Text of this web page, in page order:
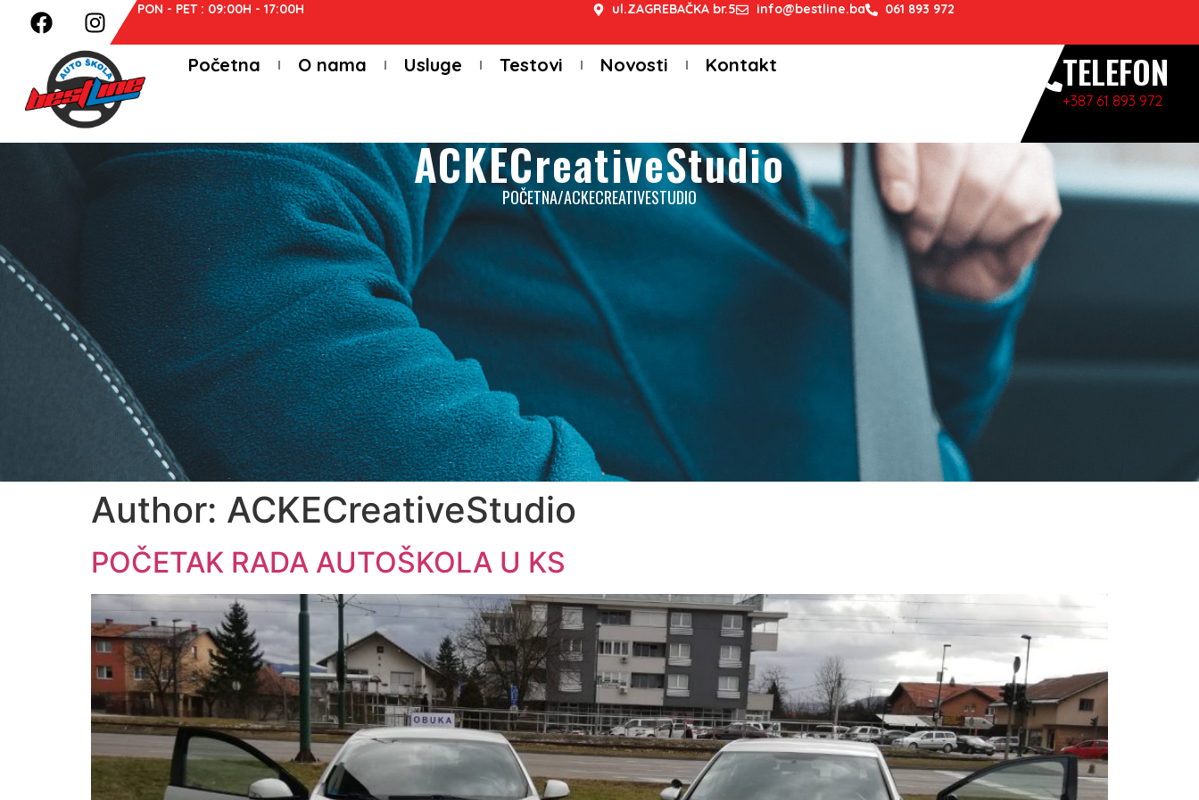
PON - PET : 09:00H - 17:00H ul.ZAGREBAČKA br.5 info@bestline.ba 061 893 972
Početna O nama Usluge Testovi Novosti Kontakt TELEFON
+387 61 893 972
ACKECreativeStudio
POČETNA/ACKECREATIVESTUDIO
Author: ACKECreativeStudio
POČETAK RADA AUTOŠKOLA U KS